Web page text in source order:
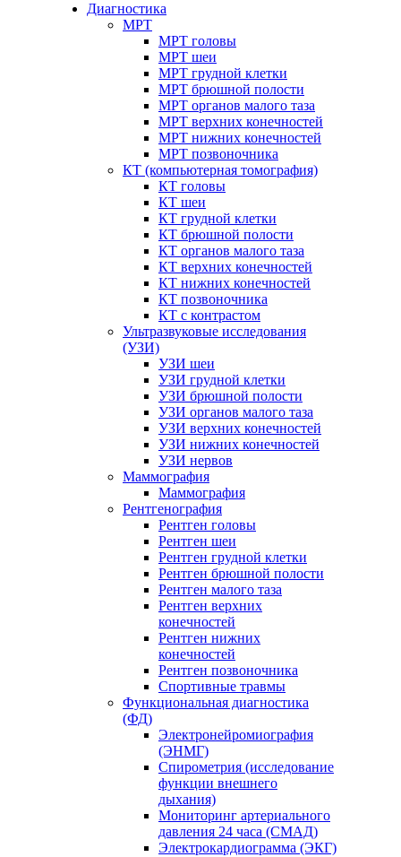
Диагностика
МРТ
МРТ головы
МРТ шеи
МРТ грудной клетки
МРТ брюшной полости
МРТ органов малого таза
МРТ верхних конечностей
МРТ нижних конечностей
МРТ позвоночника
КТ (компьютерная томография)
КТ головы
КТ шеи
КТ грудной клетки
КТ брюшной полости
КТ органов малого таза
КТ верхних конечностей
КТ нижних конечностей
КТ позвоночника
КТ с контрастом
Ультразвуковые исследования
(УЗИ)
УЗИ шеи
УЗИ грудной клетки
УЗИ брюшной полости
УЗИ органов малого таза
УЗИ верхних конечностей
УЗИ нижних конечностей
УЗИ нервов
Маммография
Маммография
Рентгенография
Рентген головы
Рентген шеи
Рентген грудной клетки
Рентген брюшной полости
Рентген малого таза
Рентген верхних
конечностей
Рентген нижних
конечностей
Рентген позвоночника
Спортивные травмы
Функциональная диагностика
(ФД)
Электронейромиография
(ЭНМГ)
Спирометрия (исследование
функции внешнего
дыхания)
Мониторинг артериального
давления 24 часа (СМАД)
Электрокардиограмма (ЭКГ)